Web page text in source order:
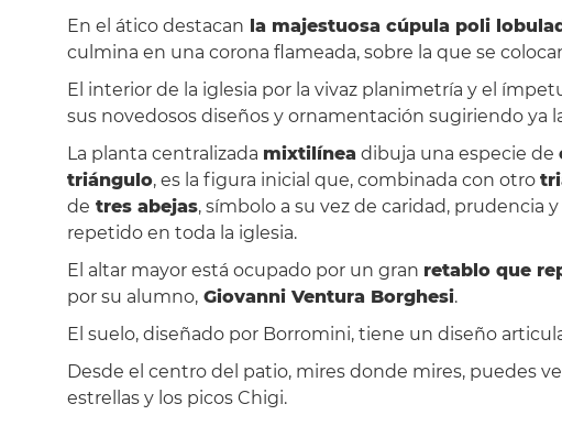
En el ático destacan la majestuosa cúpula poli
culmina en una corona flameada, sobre la que se
El interior de la iglesia por la vivaz planimetría y el
sus novedosos diseños y ornamentación sugiriendo ya
La planta centralizada mixtilínea dibuja una especie de
triángulo, es la figura inicial que, combinada con otro
de tres abejas, símbolo a su vez de caridad, prudencia
repetido en toda la iglesia.
El altar mayor está ocupado por un gran retablo que
por su alumno,Giovanni Ventura Borghesi.
El suelo, diseñado por Borromini, tiene un diseño
Desde el centro del patio, mires donde mires, puedes
estrellas y los picos Chigi.